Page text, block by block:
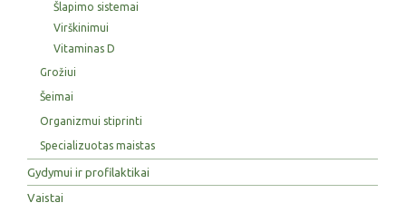
Šlapimo sistemai
Virškinimui
Vitaminas D
Grožiui
Šeimai
Organizmui stiprinti
Specializuotas maistas
Gydymui ir profilaktikai
Vaistai